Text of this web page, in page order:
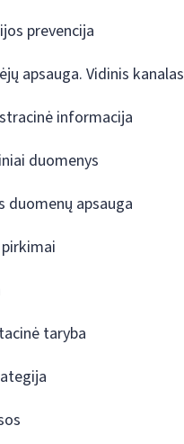
prevencija
apsauga. Vidinis kanalas
informacija
duomenys
duomenų apsauga
taryba